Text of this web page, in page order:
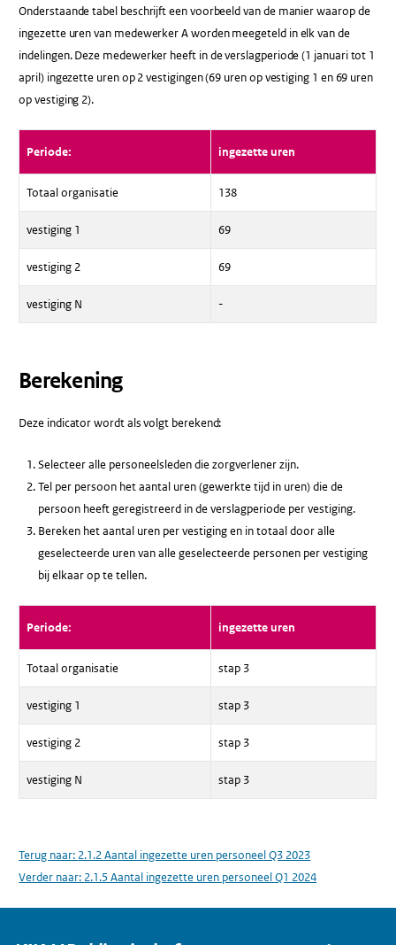
Onderstaande tabel beschrijft een voorbeeld van de manier waarop de
ingezette uren van medewerker A worden meegeteld in elk van de
indelingen. Deze medewerker heeft in de verslagperiode (1 januari tot 1
april) ingezette uren op 2 vestigingen (69 uren op vestiging 1 en 69 uren
op vestiging 2).
Periode: ingezette uren
Totaal organisatie 138
vestiging 1 69
vestiging 2 69
vestiging N -
Berekening
Deze indicator wordt als volgt berekend:
Selecteer alle personeelsleden die zorgverlener zijn.
Tel per persoon het aantal uren (gewerkte tijd in uren) die de
persoon heeft geregistreerd in de verslagperiode per vestiging.
Bereken het aantal uren per vestiging en in totaal door alle
geselecteerde uren van alle geselecteerde personen per vestiging
bij elkaar op te tellen.
Periode: ingezette uren
Totaal organisatie stap 3
vestiging 1 stap 3
vestiging 2 stap 3
vestiging N stap 3
Terug naar: 2.1.2 Aantal ingezette uren personeel Q3 2023
Verder naar: 2.1.5 Aantal ingezette uren personeel Q1 2024